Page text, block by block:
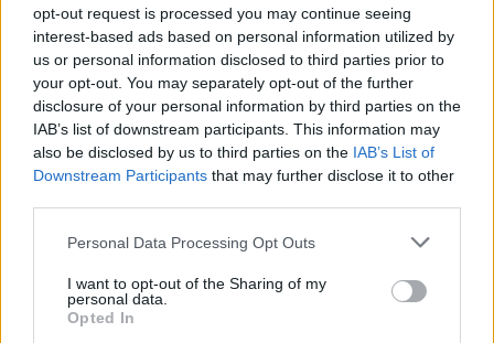
opt-out request is processed you may continue seeing
interest-based ads based on personal information utilized by
us or personal information disclosed to third parties prior to
your opt-out. You may separately opt-out of the further
disclosure of your personal information by third parties on the
IAB’s list of downstream participants. This information may
also be disclosed by us to third parties on the IAB’s List of
Downstream Participants that may further disclose it to other
Personal Data Processing Opt Outs
I want to opt-out of the Sharing of my
personal data.
Opted In
5 czerwca
18:00
OAE 0:1 GRP BO1
19:00 B2TG 0:1 LUSA BO1
20:00 WOLF 1:0 DV1
21:00 FSK 1:0 Z10 BO1
GRP